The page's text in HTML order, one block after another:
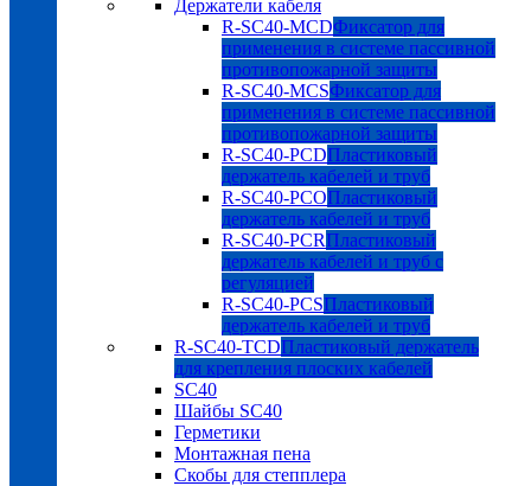
Держатели кабеля
R-SC40-MCDФиксатор для
применения в системе пассивной
противопожарной защиты
R-SC40-MCSФиксатор для
применения в системе пассивной
противопожарной защиты
R-SC40-PCDПластиковый
держатель кабелей и труб
R-SC40-PCOПластиковый
держатель кабелей и труб
R-SC40-PCRПластиковый
держатель кабелей и труб с
регуляцией
R-SC40-PCSПластиковый
держатель кабелей и труб
R-SC40-TCDПластиковый держатель
для крепления плоских кабелей
SC40
Шайбы SC40
Герметики
Монтажная пена
Скобы для степплера